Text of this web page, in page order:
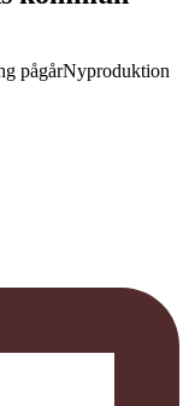
pågårNyproduktion